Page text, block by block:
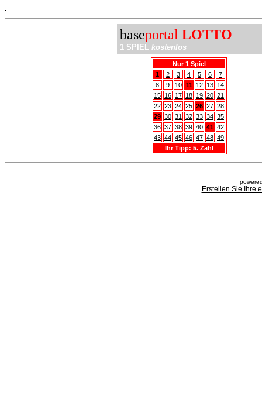
baseportal LOTTO
1 SPIEL kostenlos
Nur 1 Spiel
1
2 3 4 5 6
7
8
9 10 11 12 13 14
15 16 17 18 19 20 21
22 23 24 25 26 27 28
29 30 31 32 33 34 35
36 37 38 39 40 41 42
43 44 45 46 47 48 49
Ihr Tipp: 5. Zahl
Erstellen Sie Ihre